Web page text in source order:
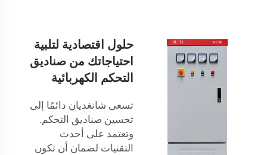
حلول اقتصادية لتلبية
احتياجاتك من صناديق
التحكم الكهربائية
تسعى شانغديان دائمًا إلى
تحسين صناديق التحكم.
وتعتمد على أحدث
التقنيات لضمان أن تكون